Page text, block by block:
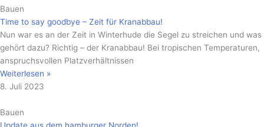
Bauen
Time to say goodbye – Zeit für Kranabbau!
Nun war es an der Zeit in Winterhude die Segel zu streichen und was
gehört dazu? Richtig – der Kranabbau! Bei tropischen Temperaturen,
anspruchsvollen Platzverhältnissen
Weiterlesen »
8. Juli 2023
Bauen